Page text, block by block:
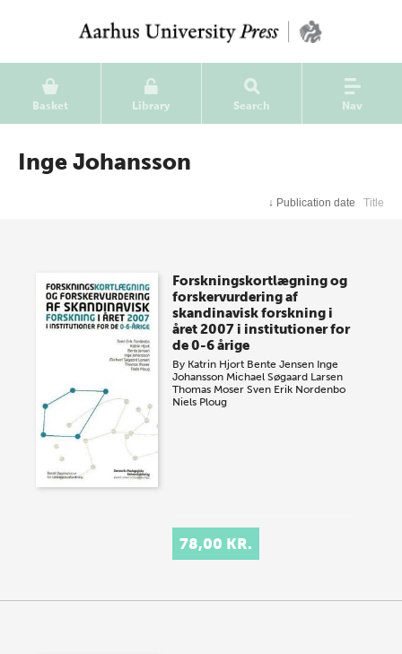
Basket Library Search Nav
Inge Johansson
↓ Publication date Title
Forskningskortlægning og
forskervurdering af
skandinavisk forskning i
året 2007 i institutioner for
de 0-6 årige
By Katrin Hjort Bente Jensen Inge
Johansson Michael Søgaard Larsen
Thomas Moser Sven Erik Nordenbo
Niels Ploug
78,00 KR.